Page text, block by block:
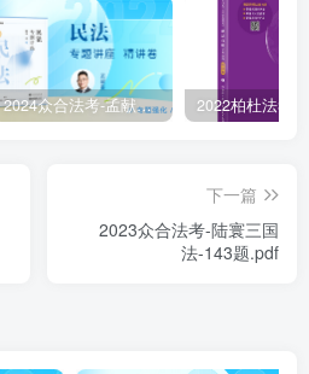
2024众合法考-孟献贵民法-精讲卷.pdf
下一篇
2023众合法考-陆寰三国
法-143题.pdf